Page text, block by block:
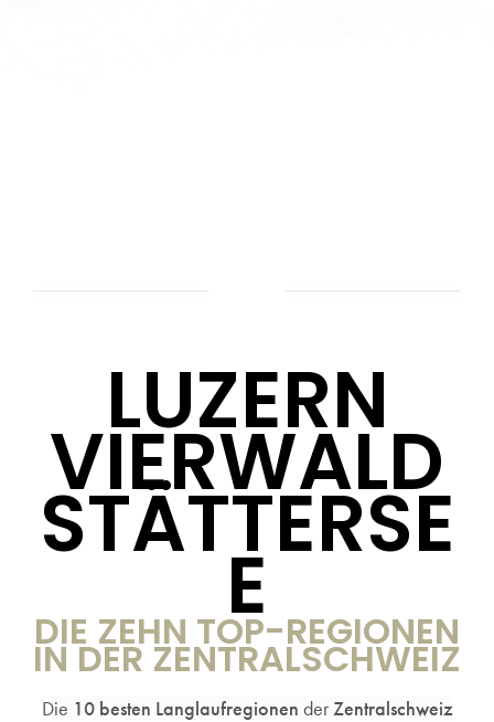
LUZERN
VIERWALD
STÄTTERSE
E
DIE ZEHN TOP-REGIONEN
IN DER ZENTRALSCHWEIZ
Die 10 besten Langlaufregionen derZentralschweiz